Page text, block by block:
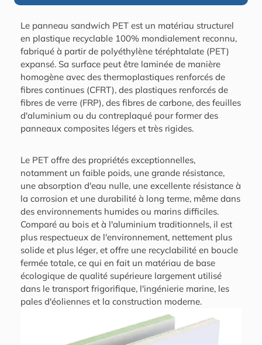
Le panneau sandwich PET est un matériau structurel
en plastique recyclable 100% mondialement reconnu,
fabriqué à partir de polyéthylène téréphtalate (PET)
expansé. Sa surface peut être laminée de manière
homogène avec des thermoplastiques renforcés de
fibres continues (CFRT), des plastiques renforcés de
fibres de verre (FRP), des fibres de carbone, des feuilles
d'aluminium ou du contreplaqué pour former des
panneaux composites légers et très rigides.
Le PET offre des propriétés exceptionnelles,
notamment un faible poids, une grande résistance,
une absorption d'eau nulle, une excellente résistance à
la corrosion et une durabilité à long terme, même dans
des environnements humides ou marins difficiles.
Comparé au bois et à l'aluminium traditionnels, il est
plus respectueux de l'environnement, nettement plus
solide et plus léger, et offre une recyclabilité en boucle
fermée totale, ce qui en fait un matériau de base
écologique de qualité supérieure largement utilisé
dans le transport frigorifique, l'ingénierie marine, les
pales d'éoliennes et la construction moderne.